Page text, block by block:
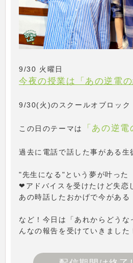
9/30 火曜日
今夜の授業は「あの逆電の
9/30(火)のスクールオブロック
この日のテーマは 「あの逆電
過去に電話で話した事がある生
"先生になる"という夢が叶った
❤アドバイスを受けたけど失恋
あの時話したおかげで今がある
など！今日は「あれからどうな
んなの報告を受けていきました